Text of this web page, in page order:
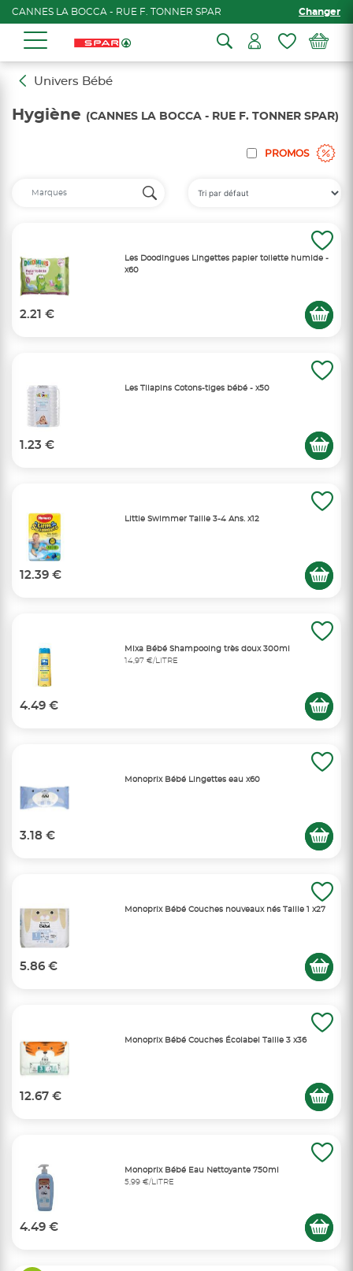
CANNES LA BOCCA - RUE F. TONNER SPAR Changer
Univers Bébé
Hygiène (CANNES LA BOCCA - RUE F. TONNER SPAR)
PROMOS
Les Doodingues Lingettes papier toilette humide -
x60
2.21 €
Les Tilapins Cotons-tiges bébé - x50
1.23 €
Little Swimmer Taille 3-4 Ans. x12
12.39 €
Mixa Bébé Shampooing très doux 300ml
14,97 €/LITRE
4.49 €
Monoprix Bébé Lingettes eau x60
3.18 €
Monoprix Bébé Couches nouveaux nés Taille 1 x27
5.86 €
Monoprix Bébé Couches Écolabel Taille 3 x36
12.67 €
Monoprix Bébé Eau Nettoyante 750ml
5,99 €/LITRE
4.49 €